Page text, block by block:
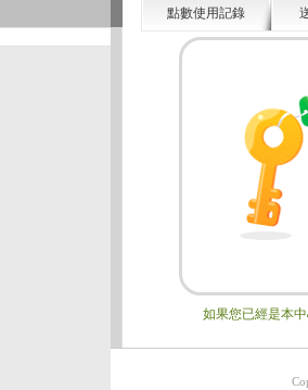
點數使用記錄
如果您已經是本